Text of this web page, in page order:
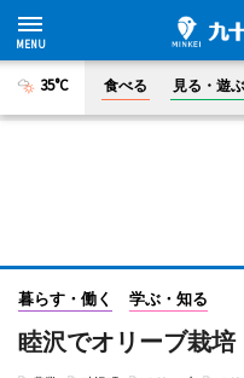
35°C 食べる 見る・遊ぶ
暮らす・働く 学ぶ・知る
睦沢でオリーブ栽